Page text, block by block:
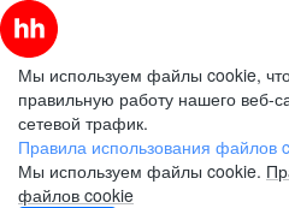
Мы используем файлы cookie,
правильную работу нашего веб-
сетевой трафик.
Правила использования файлов
Мы используем файлы cookie.
файлов cookie